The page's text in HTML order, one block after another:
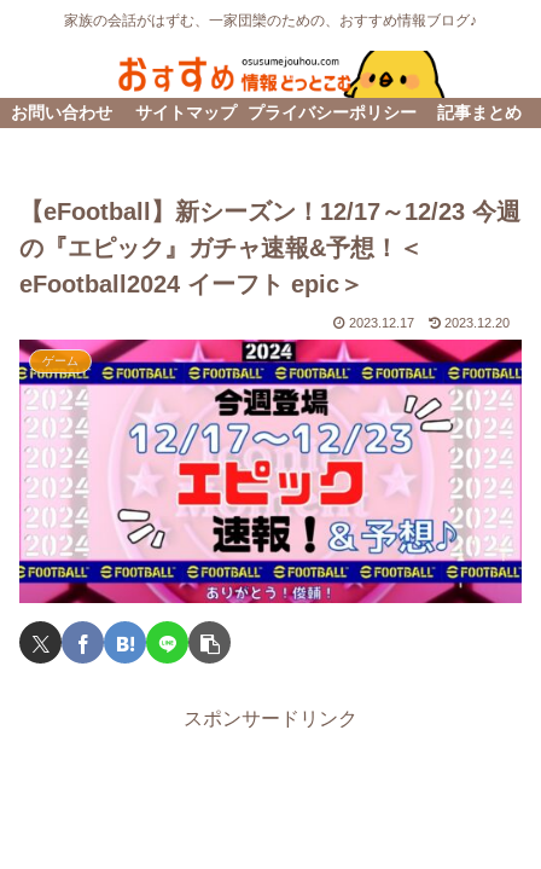
家族の会話がはずむ、一家団欒のための、おすすめ情報ブログ♪
お問い合わせ サイトマップ プライバシーポリシー 記事まとめ
【eFootball】新シーズン！12/17～12/23 今週
の『エピック』ガチャ速報&予想！＜
eFootball2024 イーフト epic＞
2023.12.17 2023.12.20
ゲーム
スポンサードリンク